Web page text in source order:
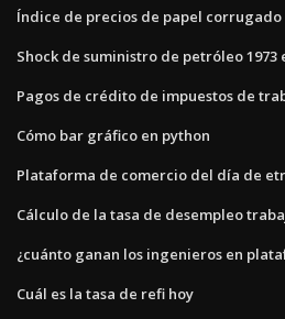
Índice de precios de papel corrugado
Shock de suministro de petróleo 1973
Pagos de crédito de impuestos de
Cómo bar gráfico en python
Plataforma de comercio del día de
Cálculo de la tasa de desempleo
¿cuánto ganan los ingenieros en
Cuál es la tasa de refi hoy